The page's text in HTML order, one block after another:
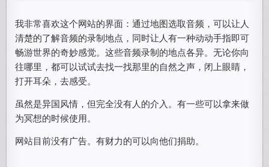
我非常喜欢这个网站的界面：通过地图选取音频，可以让人
清楚的了解音频的录制地点，同时让人有一种动动手指即可
畅游世界的奇妙感觉。这些音频录制的地点各异。无论你向
往哪里，都可以试试去找一找那里的自然之声，闭上眼睛，
打开耳朵，去感受。
虽然是异国风情，但完全没有人的介入。有一些可以拿来做
为冥想的时候使用。
网站目前没有广告。有财力的可以向他们捐助。